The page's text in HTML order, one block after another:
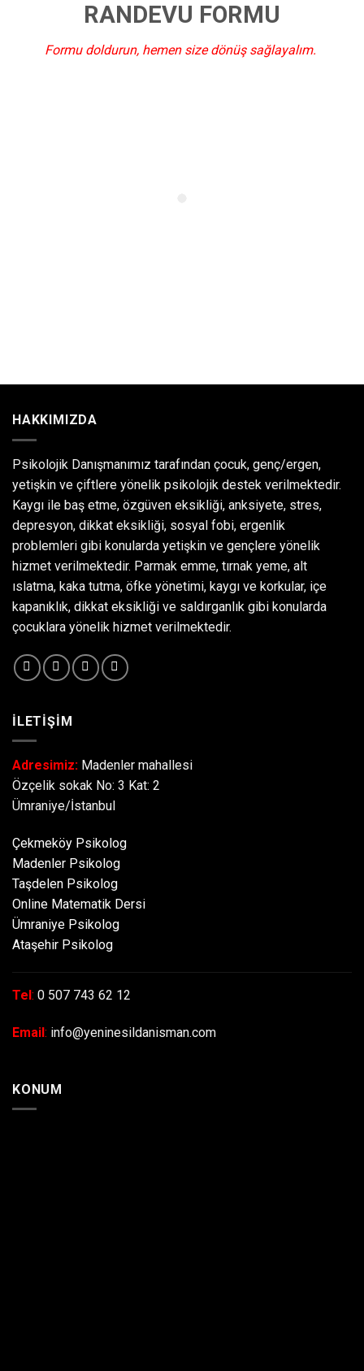
RANDEVU FORMU
Formu doldurun, hemen size dönüş sağlayalım.
HAKKIMIZDA
Psikolojik Danışmanımız tarafından çocuk, genç/ergen,
yetişkin ve çiftlere yönelik psikolojik destek verilmektedir.
Kaygı ile baş etme, özgüven eksikliği, anksiyete, stres,
depresyon, dikkat eksikliği, sosyal fobi, ergenlik
problemleri gibi konularda yetişkin ve gençlere yönelik
hizmet verilmektedir. Parmak emme, tırnak yeme, alt
ıslatma, kaka tutma, öfke yönetimi, kaygı ve korkular, içe
kapanıklık, dikkat eksikliği ve saldırganlık gibi konularda
çocuklara yönelik hizmet verilmektedir.
İLETİŞİM
Adresimiz: Madenler mahallesi
Özçelik sokak No: 3 Kat: 2
Ümraniye/İstanbul
Çekmeköy Psikolog
Madenler Psikolog
Taşdelen Psikolog
Online Matematik Dersi
Ümraniye Psikolog
Ataşehir Psikolog
Tel: 0 507 743 62 12
Email: info@yeninesildanisman.com
KONUM